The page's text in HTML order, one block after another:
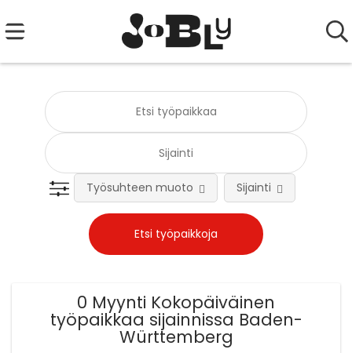
Työsuhteen muoto Sijainti
0 Myynti Kokopäiväinen
työpaikkaa sijainnissa Baden-
Württemberg